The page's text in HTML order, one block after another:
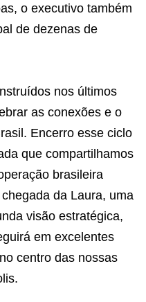
o executivo também
de dezenas de
nos últimos
as conexões e o
Encerro esse ciclo
que compartilhamos
brasileira
da Laura, uma
visão estratégica,
em excelentes
centro das nossas